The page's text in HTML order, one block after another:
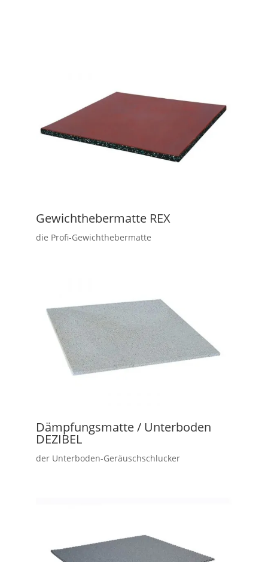
Gewichthebermatte REX
die Profi-Gewichthebermatte
Dämpfungsmatte / Unterboden
DEZIBEL
der Unterboden-Geräuschschlucker